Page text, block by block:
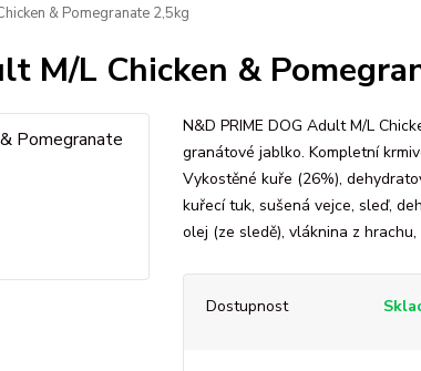
& Pomegranate 2,5kg
M/L Chicken &
N&D PRIME DOG Adult M/L
granátové jablko. Kompletní
Vykostěné kuře (26%),
kuřecí tuk, sušená vejce, sleď,
olej (ze sledě), vláknina z hrachu,
Dostupnost